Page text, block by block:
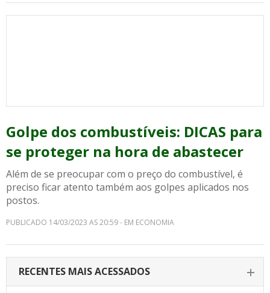
Golpe dos combustíveis: DICAS para
se proteger na hora de abastecer
Além de se preocupar com o preço do combustível, é
preciso ficar atento também aos golpes aplicados nos
postos.
PUBLICADO 14/03/2023 AS 20:59 - EM ECONOMIA
RECENTES MAIS ACESSADOS